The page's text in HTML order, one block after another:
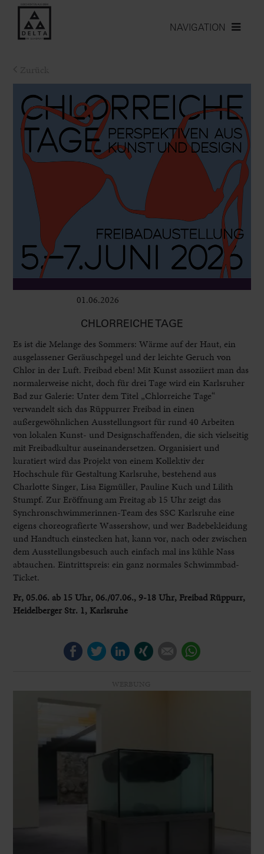
NAVIGATION
01.06.2026
CHLORREICHE TAGE
Es ist die Melange des Sommers: Wärme auf der Haut, ein
ausgelassener Geräuschpegel und der leichte Geruch von
Chlor in der Luft. Freibad eben! Mit Kunst assoziiert man das
normalerweise nicht, doch für drei Tage wird ein Karlsruher
Bad zur Galerie: Unter dem Titel „Chlorreiche Tage“
verwandelt sich das Rüppurrer Freibad in einen
außergewöhnlichen Ausstellungsort für rund 40 Arbeiten
von lokalen Kunst- und Designschaffenden, die sich vielseitig
mit Freibadkultur auseinandersetzen. Organisiert und
kuratiert wird das Projekt von einem Kollektiv der
Hochschule für Gestaltung Karlsruhe, bestehend aus
Charlotte Singer, Lisa Eigmüller, Pauline Kuch und Lilith
Stumpf. Zur Eröffnung am Freitag ab 15 Uhr zeigt das
Synchronschwimmerinnen-Team des SSC Karlsruhe eine
eigens choreografierte Wassershow, und wer Badebekleidung
und Handtuch einstecken hat, kann vor, nach oder zwischen
dem Ausstellungsbesuch auch einfach mal ins kühle Nass
abtauchen. Eintrittspreis: ein ganz normales Schwimmbad-
Ticket.
Fr, 05.06. ab 15 Uhr, 06./07.06., 9-18 Uhr, Freibad Rüppurr,
Heidelberger Str. 1, Karlsruhe
FacebookTwitterLinkedIn E-mail